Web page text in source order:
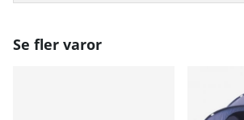
Se fler varor